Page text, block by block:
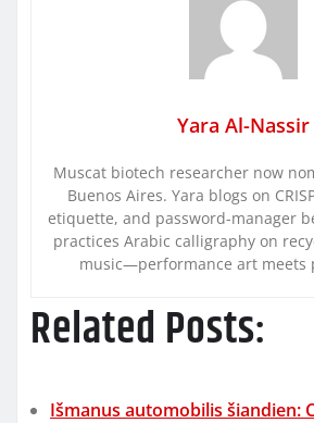
Yara Al-Nassir
Muscat biotech researcher now
Buenos Aires. Yara blogs on
etiquette, and password-manager
practices Arabic calligraphy on
music—performance art meets
Related Posts:
Išmanus automobilis šiandien: